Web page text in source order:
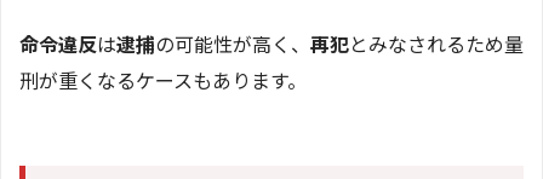
命令違反は逮捕の可能性が高く、 再犯とみなされるため量
刑が重くなるケースもあります。